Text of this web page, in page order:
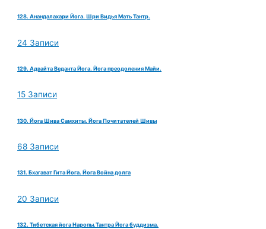
128. Анандалахари Йога. Шри Видья Мать Тантр.
24 Записи
129. Адвайта Веданта Йога. Йога преодоления Майи.
15 Записи
130. Йога Шива Самхиты. Йога Почитателей Шивы
68 Записи
131. Бхагават Гита Йога. Йога Война долга
20 Записи
132. Тибетская йога Наропы.Тантра Йога буддизма.